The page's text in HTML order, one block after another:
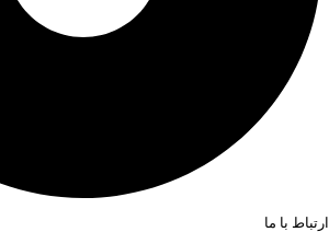
ارتباط با ما